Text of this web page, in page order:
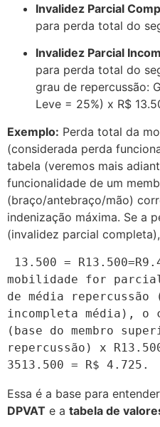
Invalidez Parcial
para perda total do
Invalidez Parcial
para perda total do
grau de repercussão:
Leve = 25%) x R$
Exemplo: Perda total da
(considerada perda
tabela (veremos mais
funcionalidade de um
(braço/antebraço/mão)
indenização máxima. Se a
(invalidez parcial
13.500 = R13.500=R
mobilidade for parcial
de média
incompleta média), o
(base do membro
repercussão) x R
3513.500 = R$ 4.725.
Essa é a base para
DPVAT e a tabela de